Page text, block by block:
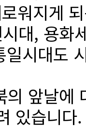
워지게
대, 용화
시대도
의 앞날에
있습니다.